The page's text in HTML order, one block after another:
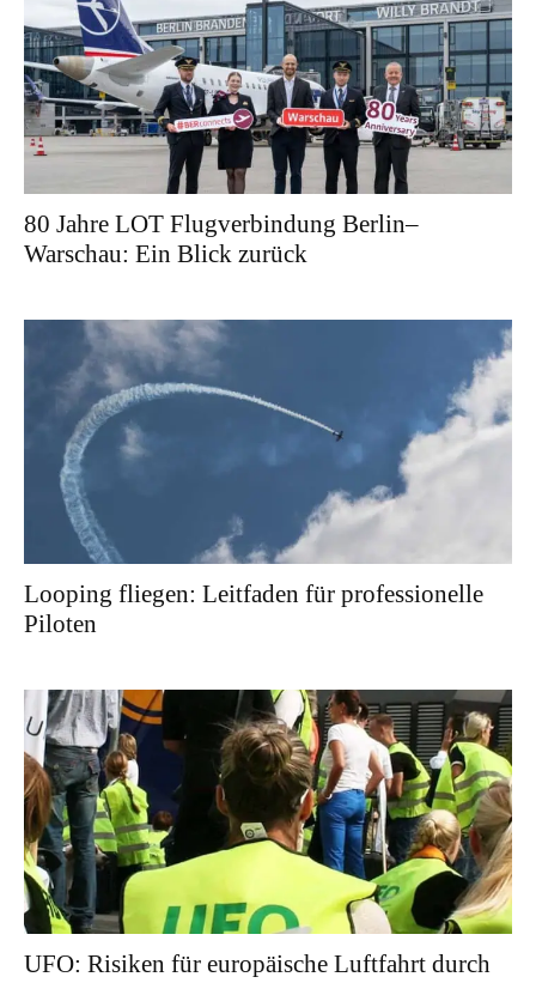
80 Jahre LOT Flugverbindung Berlin–
Warschau: Ein Blick zurück
Looping fliegen: Leitfaden für professionelle
Piloten
UFO: Risiken für europäische Luftfahrt durch